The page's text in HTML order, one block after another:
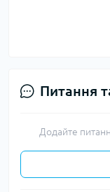
Питання
Додайте